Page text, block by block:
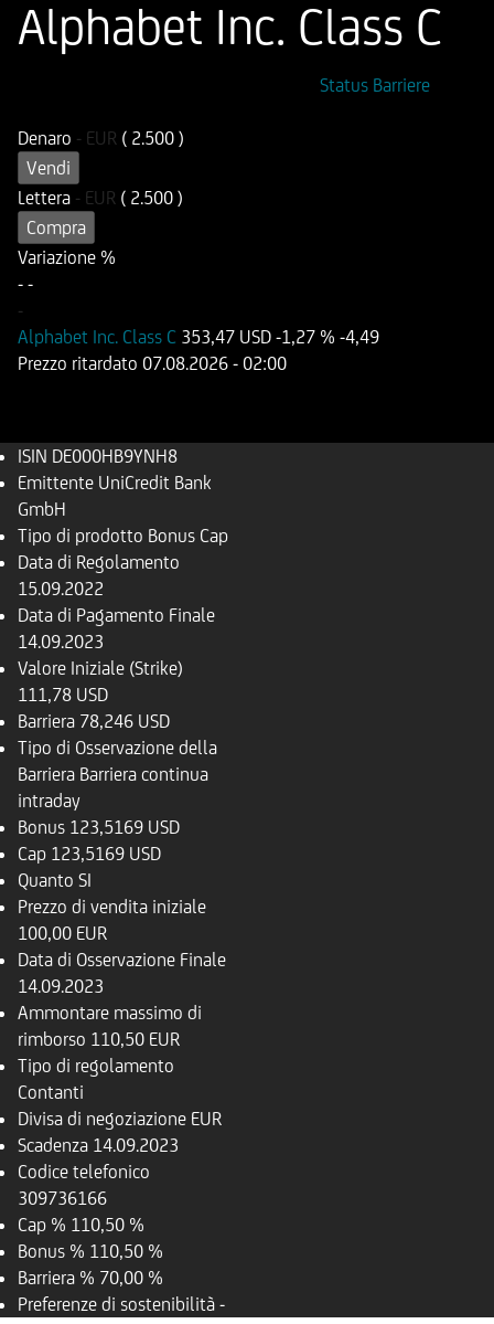
Alphabet Inc. Class C
Status Barriere
Denaro - EUR ( 2.500 )
Vendi
Lettera - EUR ( 2.500 )
Compra
Variazione %
- -
-
Alphabet Inc. Class C 353,47 USD -1,27 % -4,49
Prezzo ritardato 07.08.2026 - 02:00
ISIN DE000HB9YNH8
Emittente UniCredit Bank
GmbH
Tipo di prodotto Bonus Cap
Data di Regolamento
15.09.2022
Data di Pagamento Finale
14.09.2023
Valore Iniziale (Strike)
111,78 USD
Barriera 78,246 USD
Tipo di Osservazione della
Barriera Barriera continua
intraday
Bonus 123,5169 USD
Cap 123,5169 USD
Quanto SI
Prezzo di vendita iniziale
100,00 EUR
Data di Osservazione Finale
14.09.2023
Ammontare massimo di
rimborso 110,50 EUR
Tipo di regolamento
Contanti
Divisa di negoziazione EUR
Scadenza 14.09.2023
Codice telefonico
309736166
Cap % 110,50 %
Bonus % 110,50 %
Barriera % 70,00 %
Preferenze di sostenibilità -